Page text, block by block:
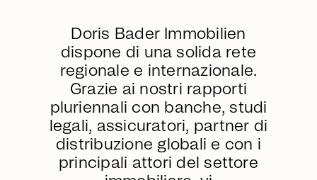
Doris Bader Immobilien
dispone di una solida rete
regionale e internazionale.
Grazie ai nostri rapporti
pluriennali con banche, studi
legali, assicuratori, partner di
distribuzione globali e con i
principali attori del settore